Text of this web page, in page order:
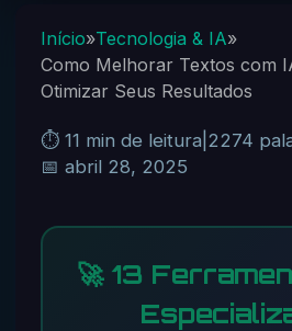
Início»Tecnologia & IA»
Como Melhorar Textos com
Otimizar Seus Resultados
⏱️ 11 min de leitura 2274
📅 abril 28, 2025
🚀 13